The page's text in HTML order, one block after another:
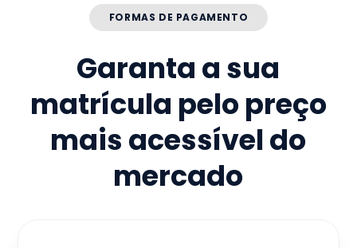
FORMAS DE PAGAMENTO
Garanta a sua
matrícula pelo preço
mais acessível do
mercado